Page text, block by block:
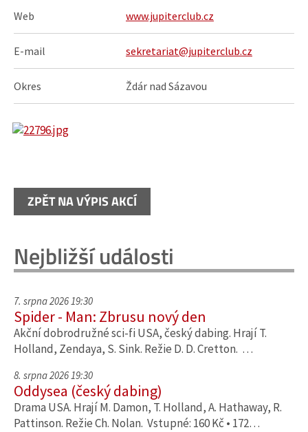
Web www.jupiterclub.cz
E-mail sekretariat@jupiterclub.cz
Okres Ždár nad Sázavou
ZPĚT NA VÝPIS AKCÍ
Nejbližší události
7. srpna 2026 19:30
Spider - Man: Zbrusu nový den
Akční dobrodružné sci-fi USA, český dabing. Hrají T.
Holland, Zendaya, S. Sink. Režie D. D. Cretton. …
8. srpna 2026 19:30
Oddysea (český dabing)
Drama USA. Hrají M. Damon, T. Holland, A. Hathaway, R.
Pattinson. Režie Ch. Nolan. Vstupné: 160 Kč • 172…